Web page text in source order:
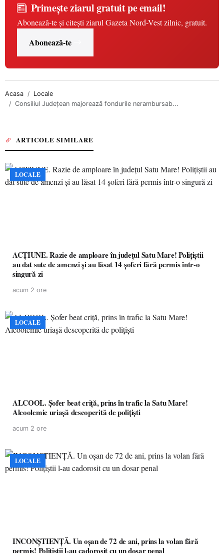
Primește ziarul gratuit pe email!
Abonează-te și citești ziarul Gazeta Nord-Vest zilnic, gratuit.
Abonează-te
Acasa
Locale
Consiliul Județean majorează fondurile nerambursab...
ARTICOLE SIMILARE
LOCALE
ACȚIUNE. Razie de amploare în județul Satu Mare! Polițiștii
au dat sute de amenzi și au lăsat 14 șoferi fără permis într-o
singură zi
acum 2 ore
LOCALE
ALCOOL. Șofer beat criță, prins în trafic la Satu Mare!
Alcoolemie uriașă descoperită de polițiști
acum 2 ore
LOCALE
INCONȘTIENȚĂ. Un oșan de 72 de ani, prins la volan fără
permis! Polițiștii l-au cadorosit cu un dosar penal